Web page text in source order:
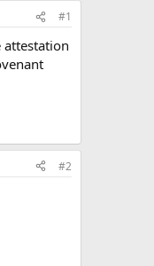
#1
attestation
#2